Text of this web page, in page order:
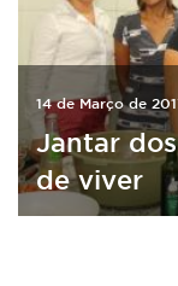
14 de Março de
Jantar
de viver